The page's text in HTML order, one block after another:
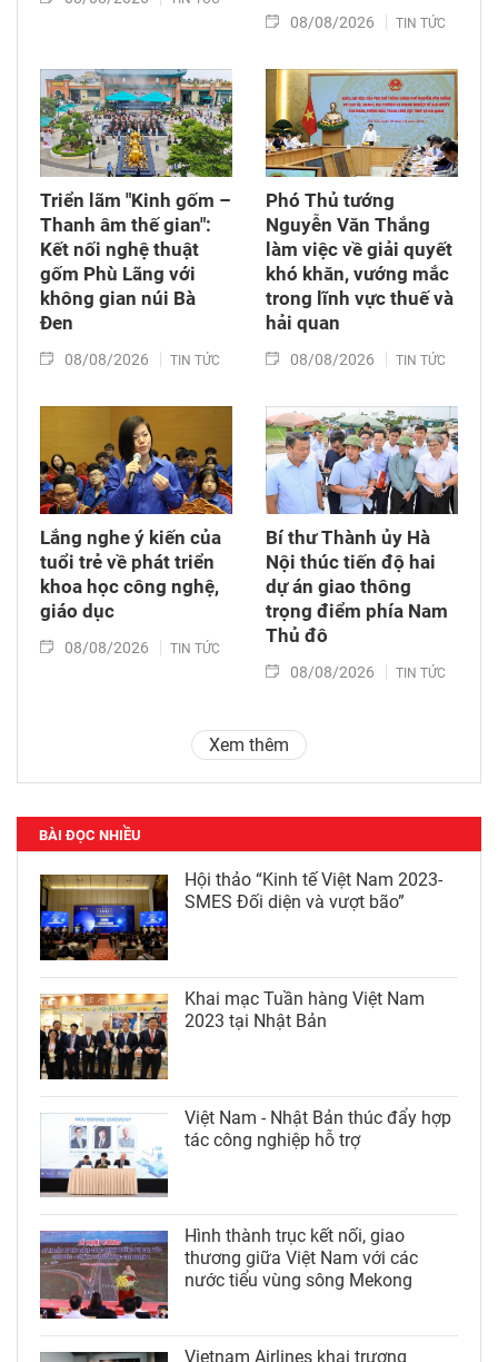
08/08/2026 TIN TỨC
Triển lãm "Kinh gốm –
Thanh âm thế gian":
Kết nối nghệ thuật
gốm Phù Lãng với
không gian núi Bà
Đen
08/08/2026 TIN TỨC
Phó Thủ tướng
Nguyễn Văn Thắng
làm việc về giải quyết
khó khăn, vướng mắc
trong lĩnh vực thuế và
hải quan
08/08/2026 TIN TỨC
Lắng nghe ý kiến của
tuổi trẻ về phát triển
khoa học công nghệ,
giáo dục
08/08/2026 TIN TỨC
Bí thư Thành ủy Hà
Nội thúc tiến độ hai
dự án giao thông
trọng điểm phía Nam
Thủ đô
08/08/2026 TIN TỨC
Xem thêm
BÀI ĐỌC NHIỀU
Hội thảo “Kinh tế Việt Nam 2023-
SMES Đối diện và vượt bão”
Khai mạc Tuần hàng Việt Nam
2023 tại Nhật Bản
Việt Nam - Nhật Bản thúc đẩy hợp
tác công nghiệp hỗ trợ
Hình thành trục kết nối, giao
thương giữa Việt Nam với các
nước tiểu vùng sông Mekong
Vietnam Airlines khai trương